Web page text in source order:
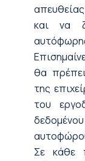
και να
θα
της
του
Σε κάθε